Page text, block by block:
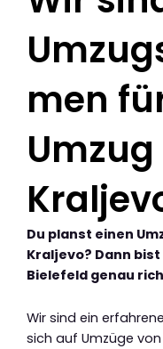
men
Du planst einen
Kraljevo? Dann
Bielefeld genau
Wir sind ein
sich auf Umzüge